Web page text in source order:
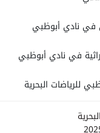
في نادي أبوظبي
في نادي أبوظبي
للرياضات البحرية